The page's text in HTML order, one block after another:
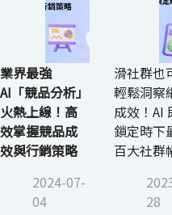
業界最強
AI「競品分析」
火熱上線！高
效掌握競品成
效與行銷策略
2024-07-
04
滑社群也
輕鬆洞察
成效！AI
鎖定時下
百大社群
28